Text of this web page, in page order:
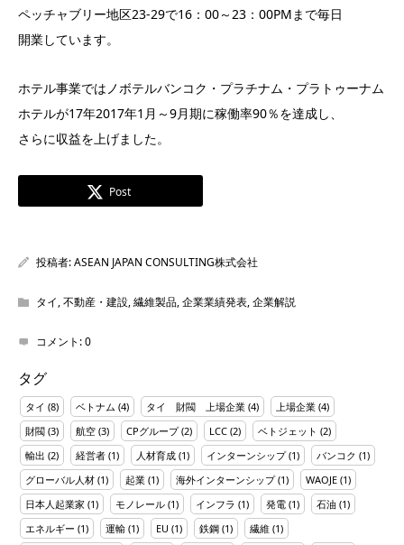
ペッチャブリー地区23-29で16：00～23：00PMまで毎日
開業しています。
ホテル事業ではノボテルバンコク・プラチナム・プラトゥーナム
ホテルが17年2017年1月～9月期に稼働率90％を達成し、
さらに収益を上げました。
Post
投稿者:ASEAN JAPAN CONSULTING株式会社
タイ,不動産・建設,繊維製品,企業業績発表,企業解説
コメント:0
タグ
タイ (8) ベトナム (4) タイ 財閥 上場企業 (4) 上場企業 (4)
財閥 (3) 航空 (3) CPグループ(2) LCC (2) ベトジェット (2)
輸出 (2) 経営者 (1) 人材育成 (1) インターンシップ(1) バンコク (1)
グローバル人材 (1) 起業 (1) 海外インターンシップ(1) WAOJE (1)
日本人起業家 (1) モノレール (1) インフラ (1) 発電 (1) 石油 (1)
エネルギー (1) 運輸 (1) EU (1) 鉄鋼 (1) 繊維 (1)